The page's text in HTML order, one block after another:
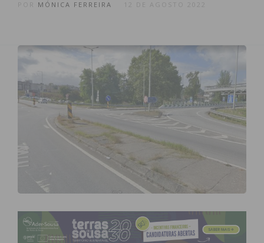
MÓNICA FERREIRA 12 DE AGOSTO 2022